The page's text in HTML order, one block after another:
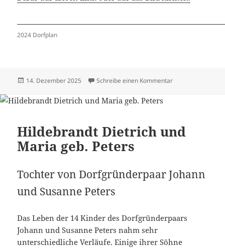
2024 Dorfplan
Veröffentlicht
14. Dezember 2025 Schreibe einen Kommentarzu Häuser 2024 –
Hildebrandt Dietrich und
Maria geb. Peters
Tochter von Dorfgründerpaar Johann
und Susanne Peters
Das Leben der 14 Kinder des Dorfgründerpaars
Johann und Susanne Peters nahm sehr
unterschiedliche Verläufe. Einige ihrer Söhne